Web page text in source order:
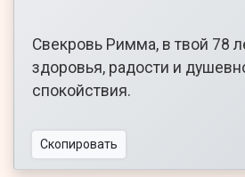
Свекровь Римма, в твой 78
здоровья, радости и
спокойствия.
Скопировать